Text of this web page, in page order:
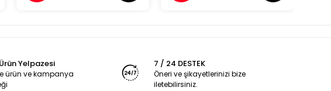
Yelpazesi
ürün ve kampanya
7 / 24 DESTEK
Öneri ve şikayetlerinizi bize
iletebilirsiniz.